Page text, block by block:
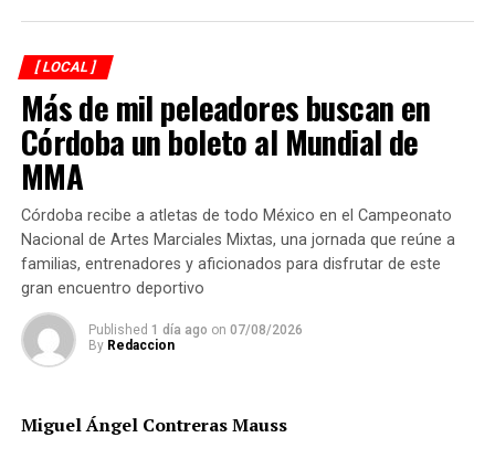
una madre visiblemente molesta.
La comunidad espera una pronta respuesta de las
autoridades educativas para evitar que este tipo de
situaciones continúen afectando el desarrollo de los
menores dentro del aula.
DESPUÉS
Morena tendría mayoría de regidurías
ANTES
Se avecinan lluvias intensas en la zona centro
[ LOCAL ]
Más de mil peleadores buscan en
Córdoba un boleto al Mundial de
MMA
Córdoba recibe a atletas de todo México en el Campeonato
Nacional de Artes Marciales Mixtas, una jornada que reúne a
familias, entrenadores y aficionados para disfrutar de este
gran encuentro deportivo
Published 1 día ago on 07/08/2026
By Redaccion
Miguel Ángel Contreras Mauss